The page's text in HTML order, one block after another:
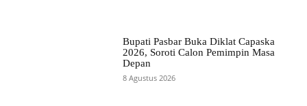
Bupati Pasbar Buka Diklat Capaska
2026, Soroti Calon Pemimpin Masa
Depan
8 Agustus 2026